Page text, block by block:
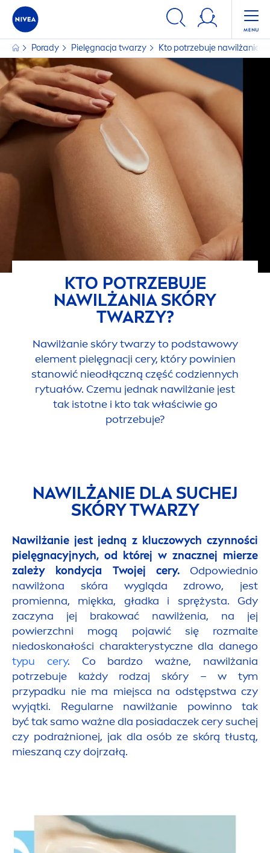
Porady Pielęgnacja twarzy Kto potrzebuje nawilżania
KTO POTRZEBUJE
NAWILŻANIA SKÓRY
TWARZY?
Nawilżanie skóry twarzy to podstawowy
element pielęgnacji cery, który powinien
stanowić nieodłączną część codziennych
rytuałów. Czemu jednak nawilżanie jest
tak istotne i kto tak właściwie go
potrzebuje?
NAWILŻANIE DLA SUCHEJ
SKÓRY TWARZY
Nawilżanie jest jedną z kluczowych czynności
pielęgnacyjnych, od której w znacznej mierze
zależy kondycja Twojej cery.Odpowiednio
nawilżona skóra wygląda zdrowo, jest
promienna, miękka, gładka i sprężysta. Gdy
zaczyna jej brakować nawilżenia, na jej
powierzchni mogą pojawić się rozmaite
niedoskonałości charakterystyczne dla danego
typu cery. Co bardzo ważne, nawilżania
potrzebuje każdy rodzaj skóry – w tym
przypadku nie ma miejsca na odstępstwa czy
wyjątki. Regularne nawilżanie powinno tak
być tak samo ważne dla posiadaczek cery suchej
czy podrażnionej, jak dla osób ze skórą tłustą,
mieszaną czy dojrzałą.